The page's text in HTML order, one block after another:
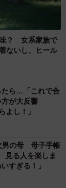
味？ 女系家族で
ないし、ヒール
たら…「これで合
方が大反響
よし！」
男の母 母子手帳
見る人を楽しま
すぎる！」